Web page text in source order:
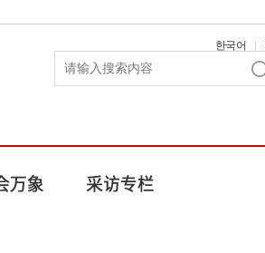
한국어 |